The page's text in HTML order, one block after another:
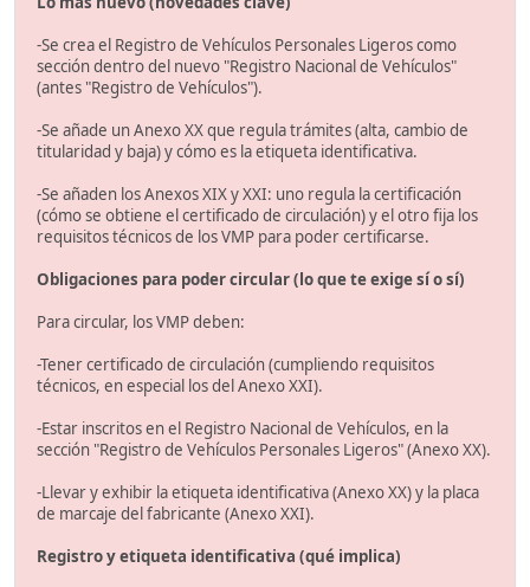
-Se crea el Registro de Vehículos Personales Ligeros como
sección dentro del nuevo "Registro Nacional de Vehículos"
(antes "Registro de Vehículos").
-Se añade un Anexo XX que regula trámites (alta, cambio de
titularidad y baja) y cómo es la etiqueta identificativa.
-Se añaden los Anexos XIX y XXI: uno regula la certificación
(cómo se obtiene el certificado de circulación) y el otro fija los
requisitos técnicos de los VMP para poder certificarse.
Obligaciones para poder circular (lo que te exige sí o sí)
Para circular, los VMP deben:
-Tener certificado de circulación (cumpliendo requisitos
técnicos, en especial los del Anexo XXI).
-Estar inscritos en el Registro Nacional de Vehículos, en la
sección "Registro de Vehículos Personales Ligeros" (Anexo XX).
-Llevar y exhibir la etiqueta identificativa (Anexo XX) y la placa
de marcaje del fabricante (Anexo XXI).
Registro y etiqueta identificativa (qué implica)